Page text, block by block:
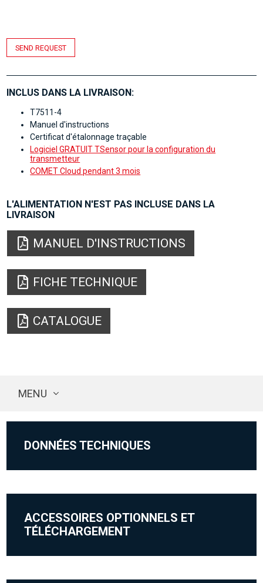
SEND REQUEST
INCLUS DANS LA LIVRAISON:
T7511-4
Manuel d'instructions
Certificat d'étalonnage traçable
Logiciel GRATUIT TSensor pour la configuration du
transmetteur
COMET Cloud pendant 3 mois
L'ALIMENTATION N'EST PAS INCLUSE DANS LA
LIVRAISON
MANUEL D'INSTRUCTIONS
FICHE TECHNIQUE
CATALOGUE
MENU
DONNÉES TECHNIQUES
ACCESSOIRES OPTIONNELS ET
TÉLÉCHARGEMENT